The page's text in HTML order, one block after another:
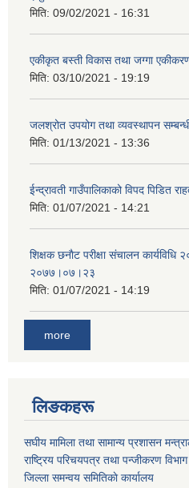
मिति: 09/02/2021 - 16:31
एकीकृत बस्ती विकास तथा जग्गा
मिति: 03/10/2021 - 19:19
जलश्रोत उपयोग तथा व्यवस्थापन
मिति: 01/13/2021 - 13:36
ईन्द्रावती गाउँपालिकाको विपद पिडित
मिति: 01/07/2021 - 14:21
शिक्षक छनाैट परीक्षा संचालन कार्यविधि
२०७७।०७।२३
मिति: 01/07/2021 - 14:19
more
लिङकहरू
स‌घीय मामिला तथा सामान्य प्रशासन
राष्ट्रिय परिचयपत्र तथा पन्जीकरण विभाग
जिल्ला समन्वय समितिकाे कार्यालय